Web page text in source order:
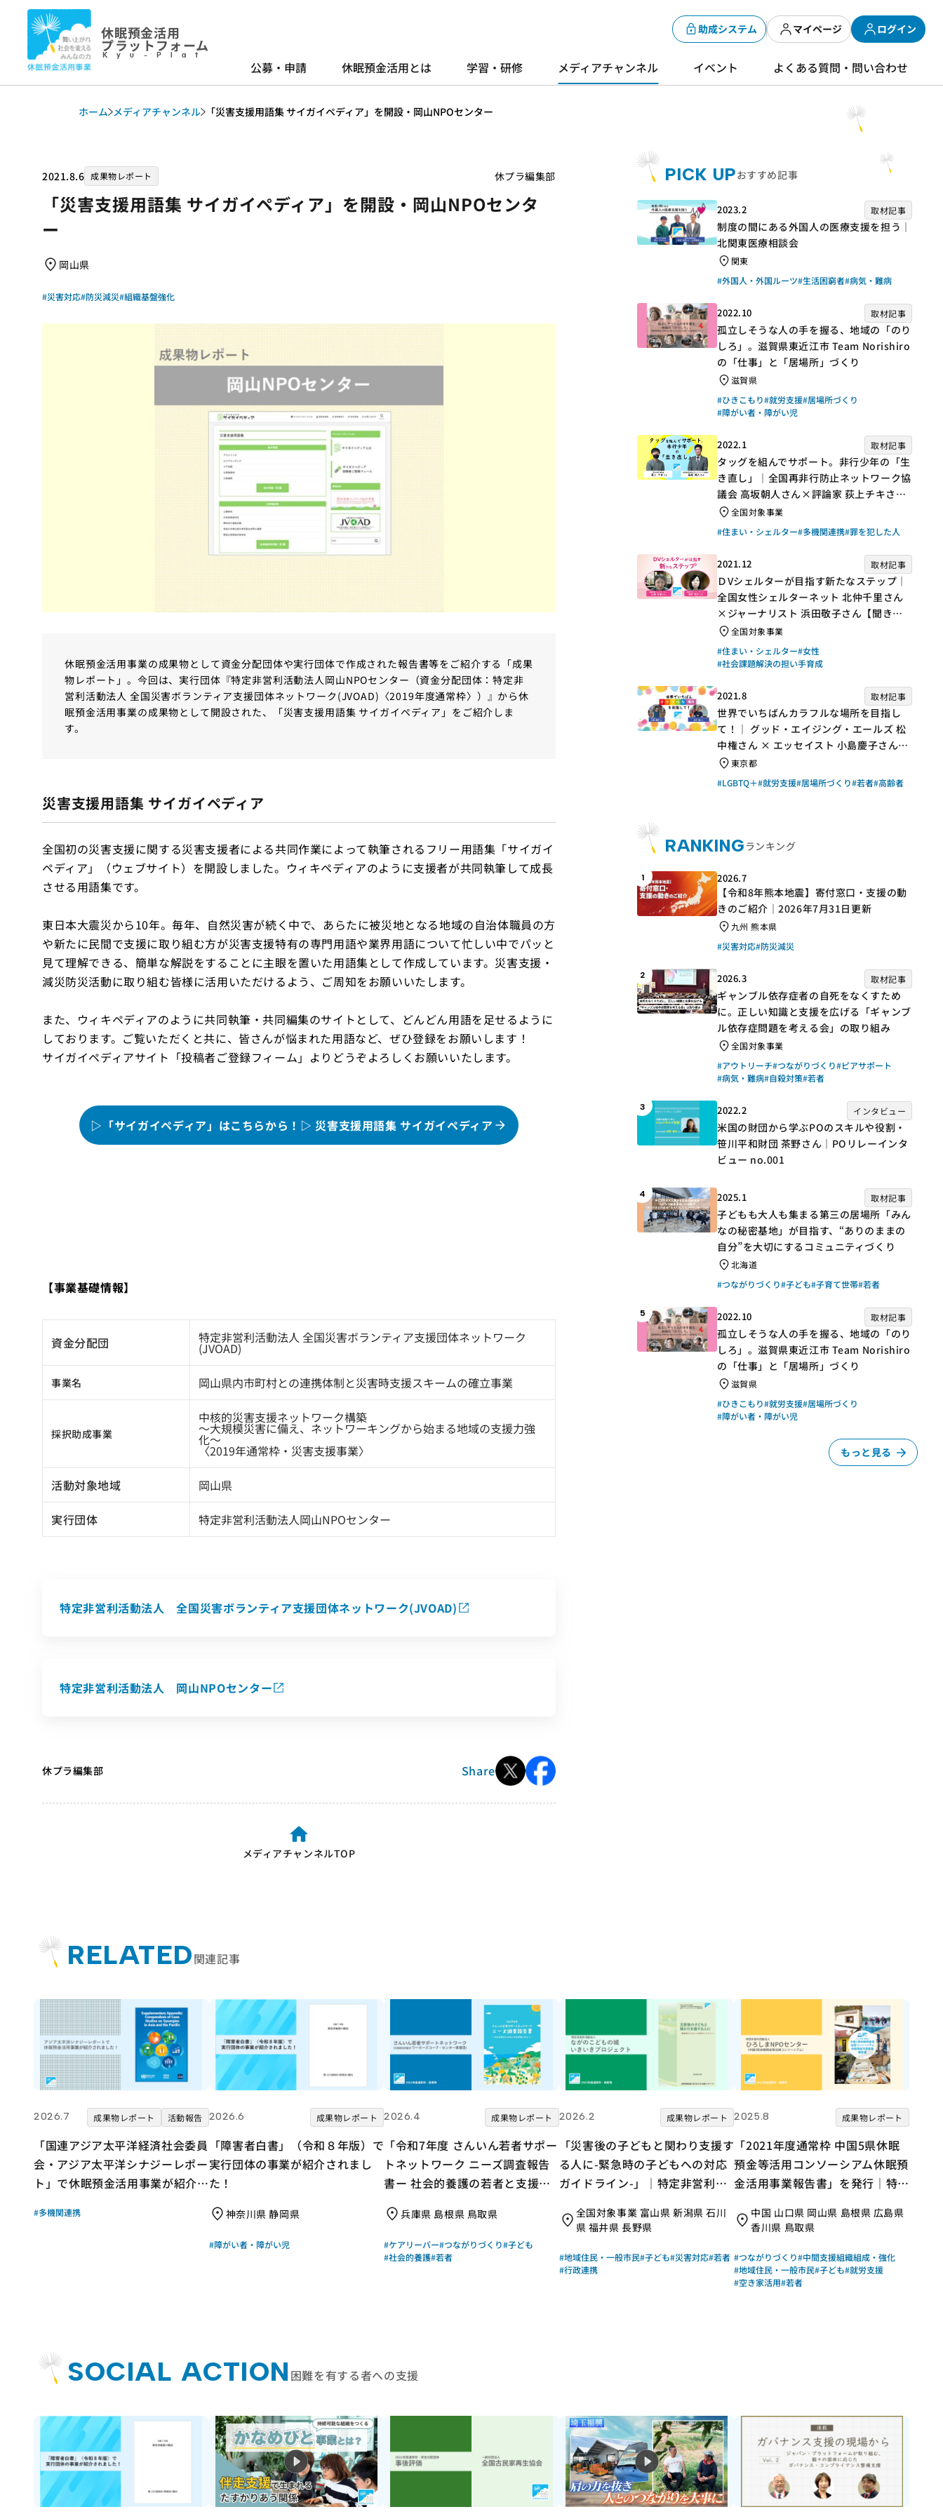
休眠預金活用
プラットフォーム
Kyu-Plat
助成システム マイページ ログイン
公募・申請 休眠預金活用とは 学習・研修 メディアチャンネル イベント よくある質問・問い合わせ
ホーム メディアチャンネル 「災害支援用語集 サイガイペディア」を開設・岡山NPOセンター
2021.8.6 成果物レポート 休プラ編集部
「災害支援用語集 サイガイペディア」を開設・岡山NPOセンタ
ー
岡山県
#災害対応#防災減災#組織基盤強化
休眠預金活用事業の成果物として資金分配団体や実行団体で作成された報告書等をご紹介する「成果
物レポート」。今回は、実行団体『特定非営利活動法人岡山NPOセンター（資金分配団体：特定非
営利活動法人 全国災害ボランティア支援団体ネットワーク(JVOAD)〈2019年度通常枠〉）』から休
眠預金活用事業の成果物として開設された、「災害支援用語集 サイガイペディア」をご紹介しま
す。
災害支援用語集 サイガイペディア
全国初の災害支援に関する災害支援者による共同作業によって執筆されるフリー用語集「サイガイ
ペディア」（ウェブサイト）を開設しました。ウィキペディアのように支援者が共同執筆して成長
させる用語集です。
東日本大震災から10年。毎年、自然災害が続く中で、あらたに被災地となる地域の自治体職員の方
や新たに民間で支援に取り組む方が災害支援特有の専門用語や業界用語について忙しい中でパッと
見て理解できる、簡単な解説をすることに主眼を置いた用語集として作成しています。災害支援・
減災防災活動に取り組む皆様に活用いただけるよう、ご周知をお願いいたします。
また、ウィキペディアのように共同執筆・共同編集のサイトとして、どんどん用語を足せるように
しております。ご覧いただくと共に、皆さんが悩まれた用語など、ぜひ登録をお願いします！
サイガイペディアサイト「投稿者ご登録フィーム」よりどうぞよろしくお願いいたします。
▷「サイガイペディア」はこちらから！▷ 災害支援用語集 サイガイペディア
【事業基礎情報】
資金分配団 特定非営利活動法人 全国災害ボランティア支援団体ネットワーク
(JVOAD)
事業名 岡山県内市町村との連携体制と災害時支援スキームの確立事業
採択助成事業
中核的災害支援ネットワーク構築
〜大規模災害に備え、ネットワーキングから始まる地域の支援力強
化〜
〈2019年通常枠・災害支援事業〉
活動対象地域 岡山県
実行団体 特定非営利活動法人岡山NPOセンター
特定非営利活動法人 全国災害ボランティア支援団体ネットワーク(JVOAD)
特定非営利活動法人 岡山NPOセンター
休プラ編集部 Share
メディアチャンネルTOP
PICK UPおすすめ記事
2023.2 取材記事
制度の間にある外国人の医療支援を担う｜
北関東医療相談会
関東
#外国人・外国ルーツ#生活困窮者#病気・難病
2022.10 取材記事
孤立しそうな人の手を握る、地域の「のり
しろ」。滋賀県東近江市 Team Norishiro
の「仕事」と「居場所」づくり
滋賀県
#ひきこもり#就労支援#居場所づくり
#障がい者・障がい児
2022.1 取材記事
タッグを組んでサポート。非行少年の「生
き直し」｜全国再非行防止ネットワーク協
議会 高坂朝人さん×評論家 荻上チキさん
【聞き手】
全国対象事業
#住まい・シェルター#多機関連携#罪を犯した人
2021.12 取材記事
ＤVシェルターが目指す新たなステップ｜
全国女性シェルターネット 北仲千里さん
×ジャーナリスト 浜田敬子さん【聞き
手】全国対象事業
#住まい・シェルター#女性
#社会課題解決の担い手育成
2021.8 取材記事
世界でいちばんカラフルな場所を目指し
て！｜ グッド・エイジング・エールズ 松
中権さん × エッセイスト 小島慶子さん
【聞き手】
東京都
#LGBTQ＋#就労支援#居場所づくり#若者#高齢者
RANKING ランキング
1 2026.7
【令和8年熊本地震】寄付窓口・支援の動
きのご紹介｜2026年7月31日更新
九州 熊本県
#災害対応#防災減災
2 2026.3 取材記事
ギャンブル依存症者の自死をなくすため
に。正しい知識と支援を広げる「ギャンブ
ル依存症問題を考える会」の取り組み
全国対象事業
#アウトリーチ#つながりづくり#ピアサポート
#病気・難病#自殺対策#若者
3 2022.2 インタビュー
米国の財団から学ぶPOのスキルや役割・
笹川平和財団 茶野さん｜POリレーインタ
ビュー no.001
4 2025.1 取材記事
子どもも大人も集まる第三の居場所「みん
なの秘密基地」が目指す、“ありのままの
自分”を大切にするコミュニティづくり
北海道
#つながりづくり#子ども#子育て世帯#若者
5 2022.10 取材記事
孤立しそうな人の手を握る、地域の「のり
しろ」。滋賀県東近江市 Team Norishiro
の「仕事」と「居場所」づくり
滋賀県
#ひきこもり#就労支援#居場所づくり
#障がい者・障がい児
もっと見る
RELATED関連記事
2026.7 成果物レポート 活動報告
「国連アジア太平洋経済社会委員
会・アジア太平洋シナジーレポー
ト」で休眠預金活用事業が紹介さ
#多機関連携
2026.6 成果物レポート
「障害者白書」（令和８年版）で
実行団体の事業が紹介されまし
た！
神奈川県 静岡県
#障がい者・障がい児
2026.4 成果物レポート
「令和7年度 さんいん若者サポー
トネットワーク ニーズ調査報告
書ー 社会的養護の若者と支援現
ポートネットワーク（労働者協同
組合 ワーカーズコープ・センタ
ー事業団）｜成果物レポート
兵庫県 島根県 鳥取県
#ケアリーバー#つながりづくり#子ども
#社会的養護#若者
2026.2 成果物レポート
「災害後の子どもと関わり支援す
る人に-緊急時の子どもへの対応
ガイドライン-」｜特定非営利活
きプロジェクト｜成果物レポート
全国対象事業 富山県 新潟県 石川
県 福井県 長野県
#地域住民・一般市民#子ども#災害対応#若者
#行政連携
2025.8 成果物レポート
「2021年度通常枠 中国5県休眠
預金等活用コンソーシアム休眠預
金活用事業報告書」を発行｜特定
ンター（中国5県休眠預金等活用
ト
中国 山口県 岡山県 島根県 広島県
香川県 鳥取県
#つながりづくり#中間支援組織組成・強化
#地域住民・一般市民#子ども#就労支援
#空き家活用#若者
SOCIAL ACTION 困難を有する者への支援